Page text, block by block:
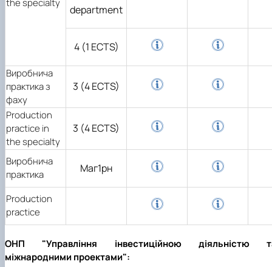
the specialty
department
4 (1 ECTS)
Виробнича
практика з
фаху
3 (4 ECTS)
Production
practice in
the specialty
3 (4 ECTS)
Виробнича
практика
Маг1рн
Production
practice
ОНП "Управління інвестиційною діяльністю
міжнародними проектами":